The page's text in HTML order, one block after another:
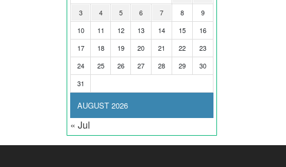
AUGUST 2026
3
4 5 6 7 8
9
10
11 12 13 14 15
16
17
18 19 20 21 22
23
24
25 26 27 28 29
30
31
« Jul